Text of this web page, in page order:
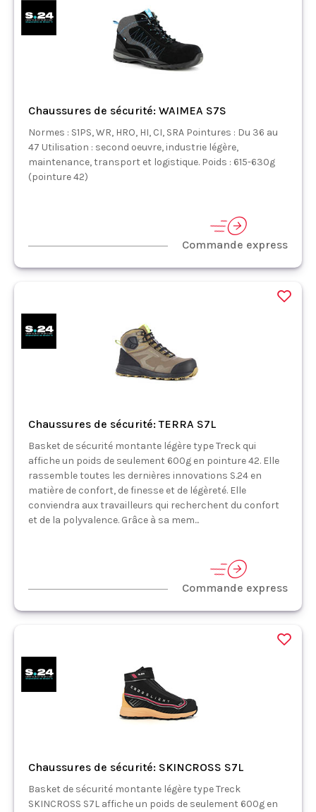
Chaussures de sécurité: WAIMEA S7S
Normes : S1PS, WR, HRO, HI, CI, SRA Pointures : Du 36 au
47 Utilisation : second oeuvre, industrie légère,
maintenance, transport et logistique. Poids : 615-630g
(pointure 42)
Commande express
Chaussures de sécurité: TERRA S7L
Basket de sécurité montante légère type Treck qui
affiche un poids de seulement 600g en pointure 42. Elle
rassemble toutes les dernières innovations S.24 en
matière de confort, de finesse et de légèreté. Elle
conviendra aux travailleurs qui recherchent du confort
et de la polyvalence. Grâce à sa mem...
Commande express
Chaussures de sécurité: SKINCROSS S7L
Basket de sécurité montante légère type Treck
SKINCROSS S7L affiche un poids de seulement 600g en